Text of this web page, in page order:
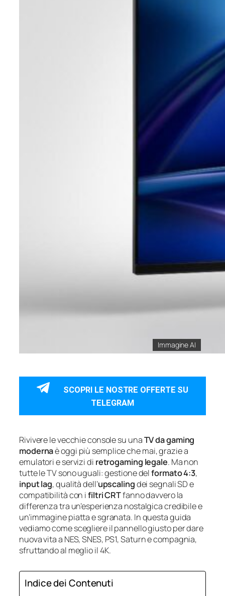
Immagine AI
SCOPRI LE NOSTRE OFFERTE SU
TELEGRAM
Rivivere le vecchie console su unaTV da gaming
modernaè oggi più semplice che mai, grazie a
emulatori e servizi di retrogaming legale. Ma non
tutte le TV sono uguali: gestione delformato 4:3,
input lag, qualità dell’upscalingdei segnali SD e
compatibilità con ifiltri CRTfanno davvero la
differenza tra un’esperienza nostalgica credibile e
un’immagine piatta e sgranata. In questa guida
vediamo come scegliere il pannello giusto per dare
nuova vita a NES, SNES, PS1, Saturn e compagnia,
sfruttando al meglio il 4K.
Indice dei Contenuti